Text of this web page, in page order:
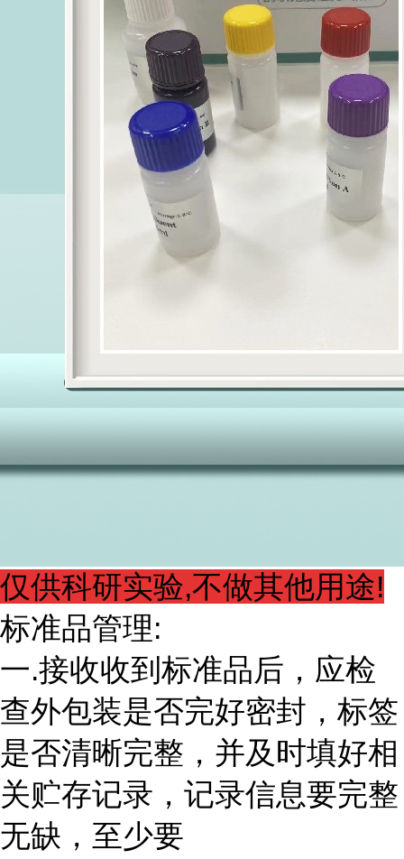
仅供科研实验,不做其他用途!
标准品管理:
一.接收收到标准品后，应检
查外包装是否完好密封，标签
是否清晰完整，并及时填好相
关贮存记录，记录信息要完整
无缺，至少要